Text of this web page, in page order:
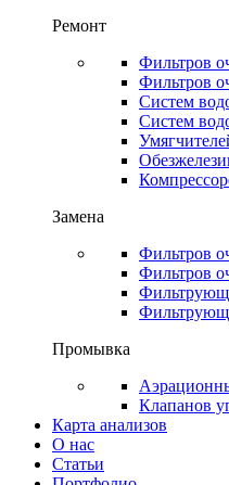
Ремонт
Фильтров
Фильтров
Систем
Систем
Замена
Фильтров
Фильтров
Промывка
Клапанов
Карта анализов
О нас
Статьи